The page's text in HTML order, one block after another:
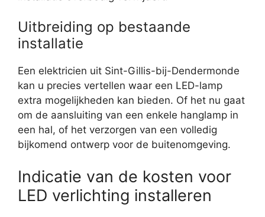
Uitbreiding op bestaande
installatie
Een elektricien uit Sint-Gillis-bij-Dendermonde
kan u precies vertellen waar een LED-lamp
extra mogelijkheden kan bieden. Of het nu gaat
om de aansluiting van een enkele hanglamp in
een hal, of het verzorgen van een volledig
bijkomend ontwerp voor de buitenomgeving.
Indicatie van de kosten voor
LED verlichting installeren